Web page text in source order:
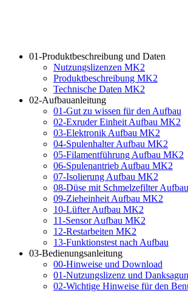
01-Produktbeschreibung und Daten
Nutzungslizenzen MK2
Produktbeschreibung MK2
Technische Daten MK2
02-Aufbauanleitung
01-Gut zu wissen für den Aufbau
02-Exruder Einheit Aufbau MK2
03-Elektronik Aufbau MK2
04-Spulenhalter Aufbau MK2
05-Filamentführung Aufbau MK2
06-Spulenantrieb Aufbau MK2
07-Isolierung Aufbau MK2
08-Düse mit Schmelzefilter
09-Zieheinheit Aufbau MK2
10-Lüfter Aufbau MK2
11-Sensor Aufbau MK2
12-Restarbeiten MK2
13-Funktionstest nach Aufbau
03-Bedienungsanleitung
00-Hinweise und Download
01-Nutzungslizenz und
02-Wichtige Hinweise für den